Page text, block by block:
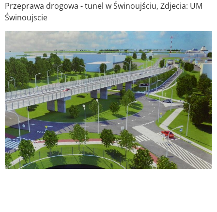
Przeprawa drogowa - tunel w Świnoujściu, Zdjecia: UM
Świnoujscie